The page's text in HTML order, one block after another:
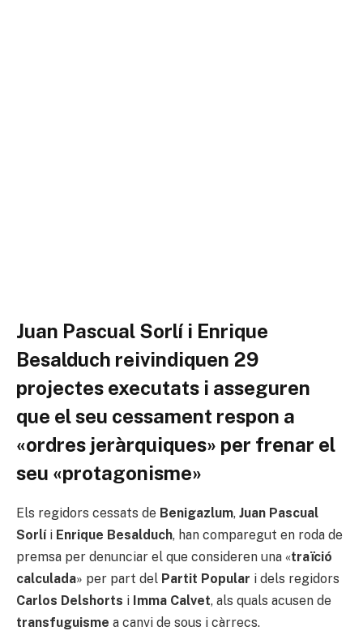
Juan Pascual Sorlí i Enrique
Besalduch reivindiquen 29
projectes executats i asseguren
que el seu cessament respon a
«ordres jeràrquiques» per frenar el
seu «protagonisme»
Els regidors cessats de Benigazlum, Juan Pascual
Sorlíi Enrique Besalduch, han comparegut en roda de
premsa per denunciar el que consideren una «traïció
calculada» per part del Partit Popular i dels regidors
Carlos Delshorts i Imma Calvet, als quals acusen de
transfuguisme a canvi de sous i càrrecs.